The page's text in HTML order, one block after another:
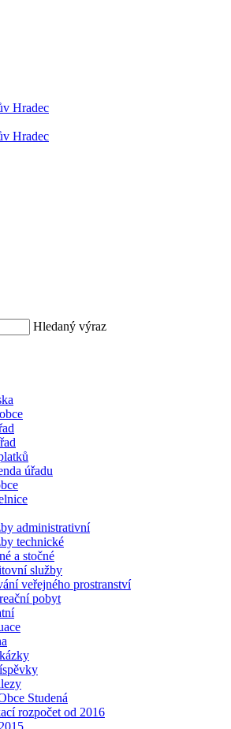
Hradec
Hradec
Hledaný výraz
úřadu
administrativní
technické
a stočné
služby
veřejného prostranství
pobyt
Studená
rozpočet od 2016